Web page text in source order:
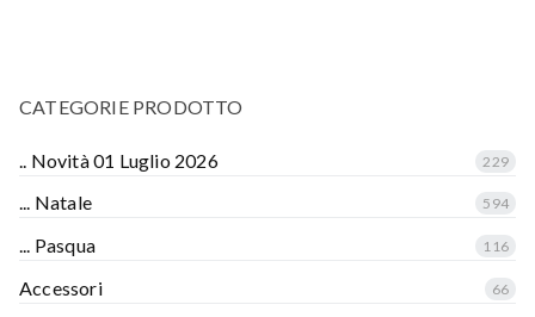
CATEGORIE PRODOTTO
.. Novità 01 Luglio 2026 229
... Natale 594
... Pasqua 116
Accessori 66